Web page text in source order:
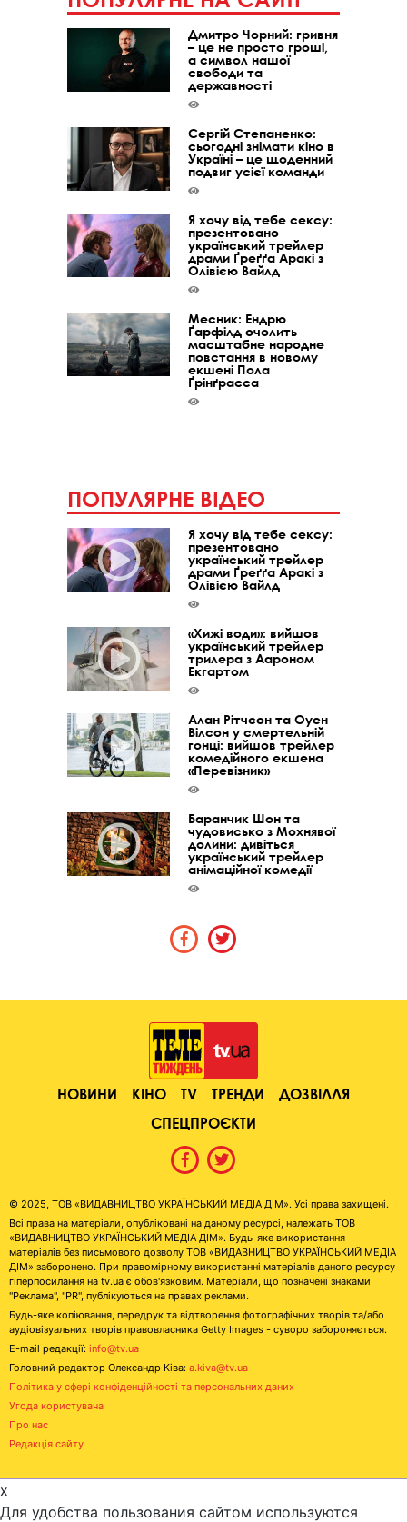
Дмитро Чорний: гривня
– це не просто гроші,
а символ нашої
свободи та
державності
Сергій Степаненко:
сьогодні знімати кіно в
Україні – це щоденний
подвиг усієї команди
Я хочу від тебе сексу:
презентовано
український трейлер
драми Ґреґґа Аракі з
Олівією Вайлд
Месник: Ендрю
Ґарфілд очолить
масштабне народне
повстання в новому
екшені Пола
Ґрінґрасса
ПОПУЛЯРНЕ ВІДЕО
Я хочу від тебе сексу:
презентовано
український трейлер
драми Ґреґґа Аракі з
Олівією Вайлд
«Хижі води»: вийшов
український трейлер
трилера з Аароном
Екгартом
Алан Рітчсон та Оуен
Вілсон у смертельній
гонці: вийшов трейлер
комедійного екшена
«Перевізник»
Баранчик Шон та
чудовисько з Мохнявої
долини: дивіться
український трейлер
анімаційної комедії
НОВИНИ КІНО TV ТРЕНДИ
ДОЗВІЛЛЯ
СПЕЦПРОЄКТИ
© 2025, ТОВ «ВИДАВНИЦТВО УКРАЇНСЬКИЙ МЕДІА ДІМ». Усі права захищені.
Всі права на матеріали, опубліковані на даному ресурсі, належать ТОВ
«ВИДАВНИЦТВО УКРАЇНСЬКИЙ МЕДІА ДІМ». Будь-яке використання
матеріалів без письмового дозволу ТОВ «ВИДАВНИЦТВО УКРАЇНСЬКИЙ МЕДІА
ДІМ» заборонено. При правомірному використанні матеріалів даного ресурсу
гіперпосилання на tv.ua є обов'язковим. Матеріали, що позначені знаками
"Реклама", "PR", публікуються на правах реклами.
Будь-яке копіювання, передрук та відтворення фотографічних творів та/або
аудіовізуальних творів правовласника Getty Images - суворо забороняється.
E-mail редакції: info@tv.ua
Головний редактор Олександр Ківа: a.kiva@tv.ua
Політика у сфері конфіденційності та персональних даних
Угода користувача
Про нас
Редакція сайту
x
Для удобства пользования сайтом используются